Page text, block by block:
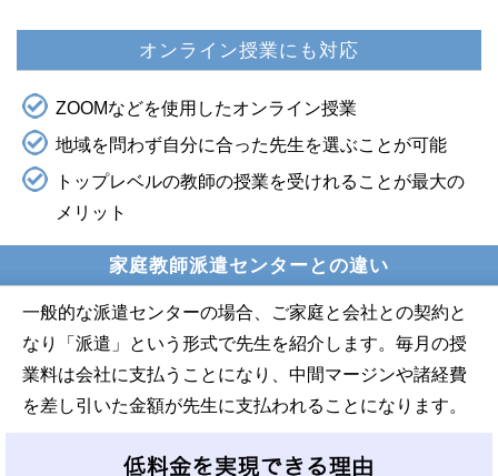
オンライン授業にも対応
ZOOMなどを使用したオンライン授業
地域を問わず自分に合った先生を選ぶことが可能
トップレベルの教師の授業を受けれることが最大の
メリット
家庭教師派遣センターとの違い
一般的な派遣センターの場合、ご家庭と会社との契約と
なり「派遣」という形式で先生を紹介します。毎月の授
業料は会社に支払うことになり、中間マージンや諸経費
を差し引いた金額が先生に支払われることになります。